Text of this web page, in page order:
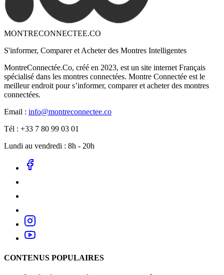
MONTRECONNECTEE.CO
S'informer, Comparer et Acheter des Montres Intelligentes
MontreConnectée.Co, créé en 2023, est un site internet Français
spécialisé dans les montres connectées. Montre Connectée est le
meilleur endroit pour s’informer, comparer et acheter des montres
connectées.
Email : info@montreconnectee.co
Tél : +33 7 80 99 03 01
Lundi au vendredi : 8h - 20h
CONTENUS POPULAIRES